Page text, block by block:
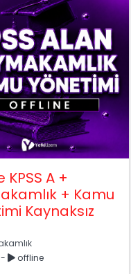
KPSS A +
+ Kamu
Kaynaksız
offline